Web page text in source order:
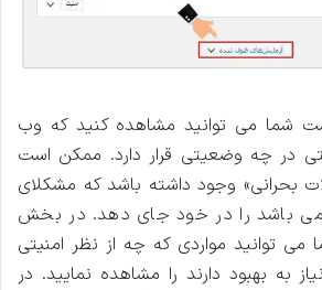
شما می توانید مشاهده کنید که وب
در چه وضعیتی قرار دارد. ممکن است
بحرانی» وجود داشته باشد که مشکلای
باشد را در خود جای دهد. در بخش
می توانید مواردی که چه از نظر امنیتی
به بهبود دارند را مشاهده نمایید. در